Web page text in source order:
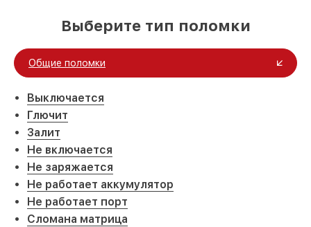
Выберите тип поломки
Общие поломки
Выключается
Глючит
Залит
Не включается
Не заряжается
Не работает аккумулятор
Не работает порт
Сломана матрица